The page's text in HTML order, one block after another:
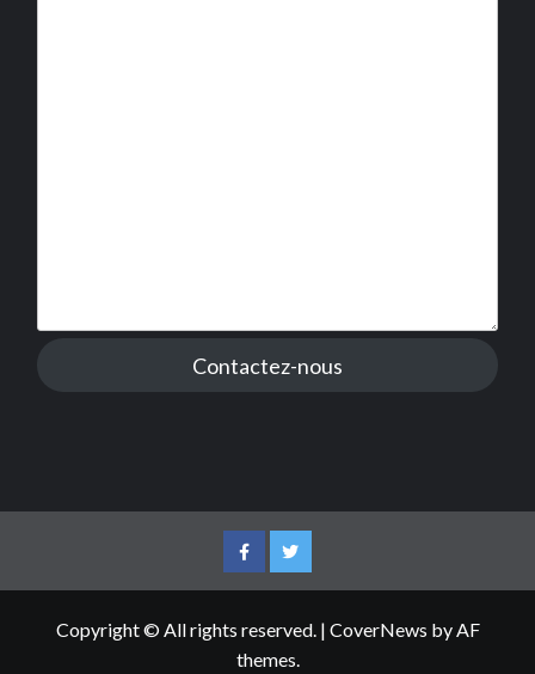
Contactez-nous
FacebookTwitter
Copyright © All rights reserved. | CoverNews by AF
themes.